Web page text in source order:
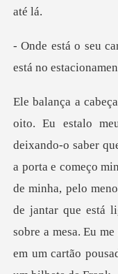
est
a porta e começo
de minha, pelo
de jantar que está